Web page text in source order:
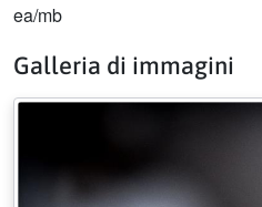
ea/mb
Galleria di immagini